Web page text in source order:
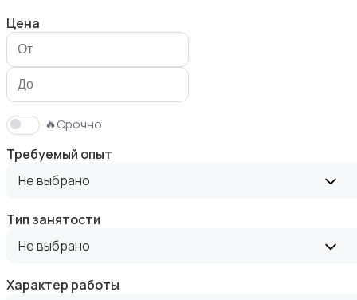
Бытовые услуги и клининг
Цена
🔥Срочно
Требуемый опыт
Не выбрано
Тип занятости
Не выбрано
Характер работы